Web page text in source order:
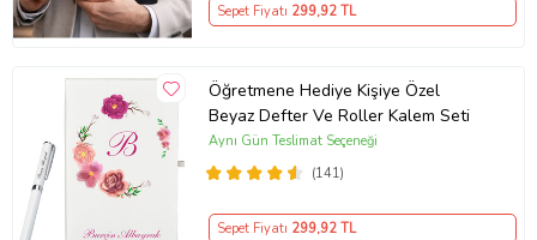
Sepet Fiyatı 299,92 TL
Öğretmene Hediye Kişiye Özel
Beyaz Defter Ve Roller Kalem Seti
(141)
Aynı Gün Teslimat Seçeneği
Sepet Fiyatı 299,92 TL